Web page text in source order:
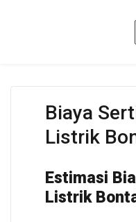
Biaya
Listrik
Estimasi
Listrik